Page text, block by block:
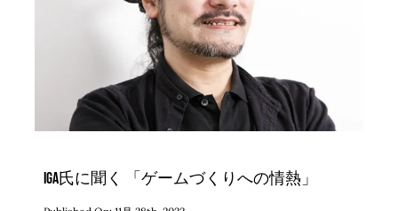
IGA氏に聞く 「ゲームづくりへの情熱」